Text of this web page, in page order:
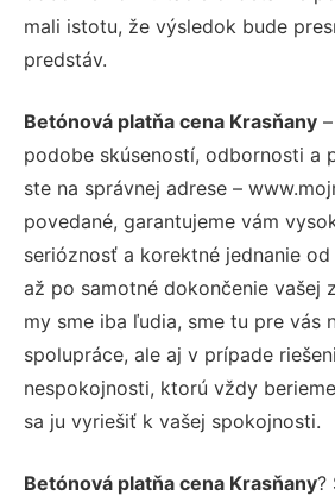
mali istotu, že výsledok bude
predstáv.
Betónová platňa cena Krasňany
podobe skúseností, odbornosti a
ste na správnej adrese –
povedané, garantujeme vám
serióznosť a korektné jednanie
až po samotné dokončenie vašej
my sme iba ľudia, sme tu pre vás
spolupráce, ale aj v prípade
nespokojnosti, ktorú vždy
sa ju vyriešiť k vašej spokojnosti.
Betónová platňa cena Krasňany?